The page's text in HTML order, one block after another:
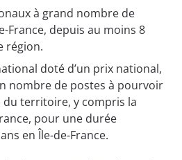
à grand nombre de
France, depuis au moins 8
région.
doté d’un prix national,
nombre de postes à pourvoir
du territoire, y compris la
pour une durée
en Île-de-France.